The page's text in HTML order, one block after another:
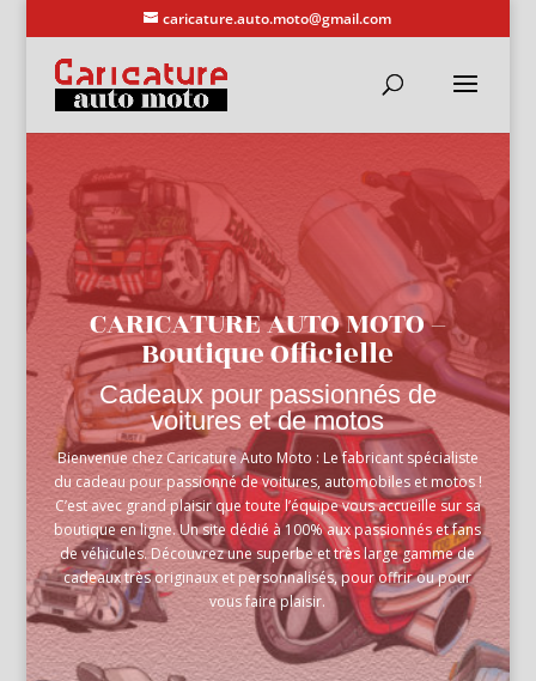
caricature.auto.moto@gmail.com
CARICATURE AUTO MOTO –
Boutique Officielle
Cadeaux pour passionnés de
voitures et de motos
Bienvenue chez Caricature Auto Moto : Le fabricant spécialiste
du cadeau pour passionné de voitures, automobiles et motos !
C’est avec grand plaisir que toute l’équipe vous accueille sur sa
boutique en ligne. Un site dédié à 100% aux passionnés et fans
de véhicules. Découvrez une superbe et très large gamme de
cadeaux très originaux et personnalisés, pour offrir ou pour
vous faire plaisir.